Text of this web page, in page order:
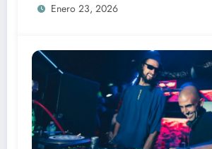
Enero 23, 2026